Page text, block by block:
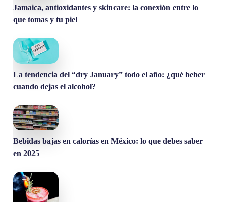
Jamaica, antioxidantes y skincare: la conexión entre lo
que tomas y tu piel
La tendencia del “dry January” todo el año: ¿qué beber
cuando dejas el alcohol?
Bebidas bajas en calorías en México: lo que debes saber
en 2025